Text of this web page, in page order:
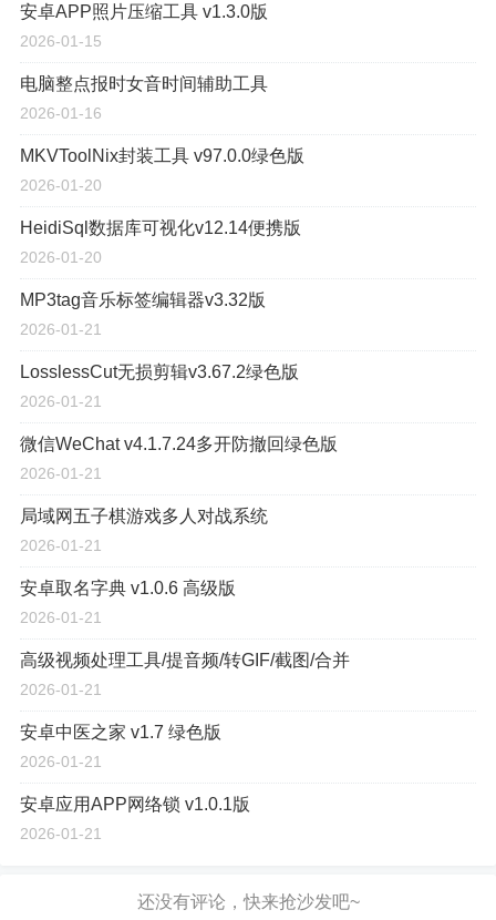
安卓APP照片压缩工具 v1.3.0版
2026-01-15
电脑整点报时女音时间辅助工具
2026-01-16
MKVToolNix封装工具 v97.0.0绿色版
2026-01-20
HeidiSql数据库可视化v12.14便携版
2026-01-20
MP3tag音乐标签编辑器v3.32版
2026-01-21
LosslessCut无损剪辑v3.67.2绿色版
2026-01-21
微信WeChat v4.1.7.24多开防撤回绿色版
2026-01-21
局域网五子棋游戏多人对战系统
2026-01-21
安卓取名字典 v1.0.6 高级版
2026-01-21
高级视频处理工具/提音频/转GIF/截图/合并
2026-01-21
安卓中医之家 v1.7 绿色版
2026-01-21
安卓应用APP网络锁 v1.0.1版
2026-01-21